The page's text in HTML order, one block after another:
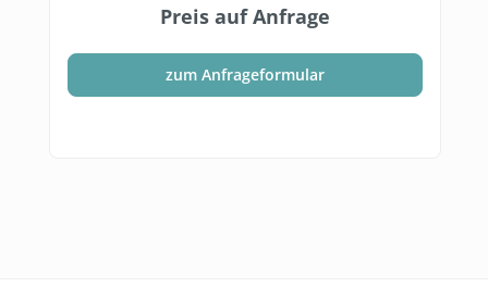
Preis auf Anfrage
zum Anfrageformular